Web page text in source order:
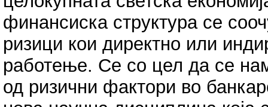
финансиска структура се
ризици кои директно или
работење. Се со цел да се
од ризични фактори во